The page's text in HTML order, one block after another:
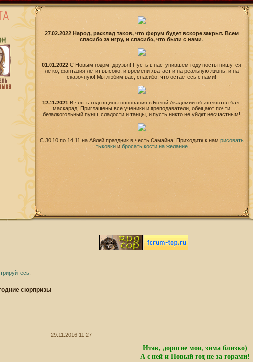
27.02.2022 Народ, расклад таков, что форум будет вскоре закрыт. Всем
спасибо за игру, и спасибо, что были с нами.
01.01.2022 С Новым годом, друзья! Пусть в наступившем году посты пишутся
легко, фантазия летит высоко, и времени хватает и на реальную жизнь, и на
сказочную! Мы любим вас, спасибо, что остаётесь с нами!
12.11.2021
В честь годовщины основания в Белой Академии объявляется бал-
маскарад! Приглашены все ученики и преподаватели, обещают почти
безалкогольный пунш, сладости и танцы, и пусть никто не уйдет несчастным!
С 30.10 по 14.11 на Айлей праздник в честь Самайна! Приходите к нам рисовать
тыковкии бросать кости на желание
.
сюрпризы
29.11.2016 11:27
Итак, дорогие мои, зима близко)
А с ней и Новый год не за горами!